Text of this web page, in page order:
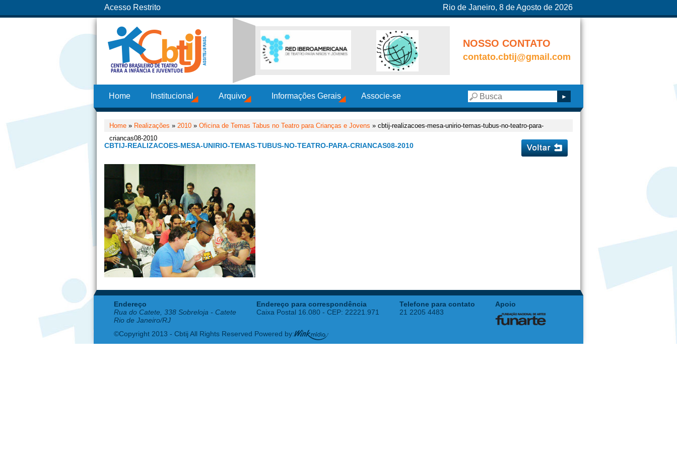
Acesso Restrito Rio de Janeiro, 8 de Agosto de 2026
NOSSO CONTATO
contato.cbtij@gmail.com
Home Institucional Arquivo Informações Gerais Associe-se
Home » Realizações » 2010 » Oficina de Temas Tabus no Teatro para Crianças e Jovens » cbtij-realizacoes-mesa-unirio-temas-tubus-no-teatro-para-
criancas08-2010
CBTIJ-REALIZACOES-MESA-UNIRIO-TEMAS-TUBUS-NO-TEATRO-PARA-CRIANCAS08-2010
Endereço
Rua do Catete, 338 Sobreloja - Catete
Rio de Janeiro/RJ
Endereço para correspondência
Caixa Postal 16.080 - CEP: 22221.971
Telefone para contato
21 2205 4483
Apoio
©Copyright 2013 - Cbtij All Rights Reserved Powered by: